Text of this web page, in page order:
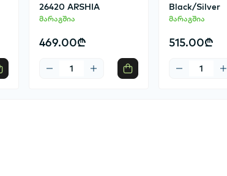
26420 ARSHIA
მარაგშია
469.00₾
Black/Silver
მარაგშია
515.00₾